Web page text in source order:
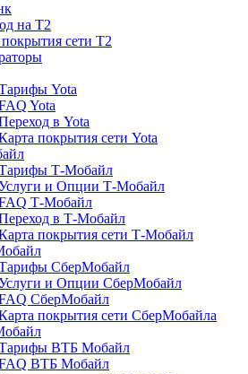
на T2
сети T2
Yota
Yota
в Yota
покрытия сети Yota
Т-Мобайл
и Опции Т-Мобайл
Т-Мобайл
в Т-Мобайл
покрытия сети Т-Мобайл
СберМобайл
и Опции СберМобайл
СберМобайл
покрытия сети СберМобайлa
ВТБ Мобайл
ВТБ Мобайл